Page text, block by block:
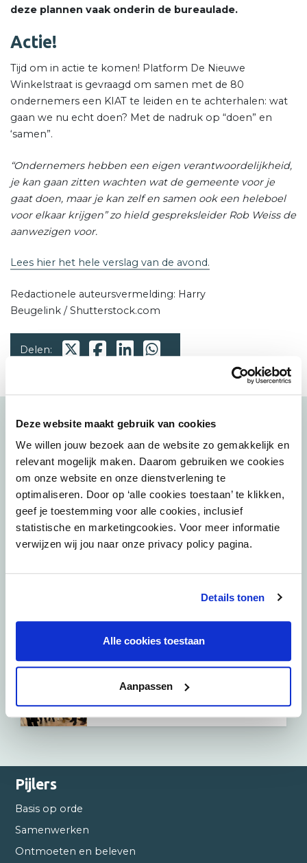
Deze website maakt gebruik van cookies
We willen jouw bezoek aan de website zo gemakkelijk en
relevant mogelijk maken. Daarom gebruiken we cookies
om onze website en onze dienstverlening te
optimaliseren. Door op ‘alle cookies toestaan’ te klikken,
geef je toestemming voor alle cookies, inclusief
statistische en marketingcookies. Voor meer informatie
verwijzen wij jou naar onze privacy policy pagina.
Details tonen
Alle cookies toestaan
Aanpassen
deze plannen vaak onderin de bureaulade.
Actie!
Tijd om in actie te komen! Platform De Nieuwe
Winkelstraat is gevraagd om samen met de 80
ondernemers een KIAT te leiden en te achterhalen: wat
gaan we nu echt doen? Met de nadruk op “doen” en
‘samen”.
“Ondernemers hebben een eigen verantwoordelijkheid,
je kan gaan zitten wachten wat de gemeente voor je
gaat doen, maar je kan zelf en samen ook een heleboel
voor elkaar krijgen” zo hield gespreksleider Rob Weiss de
aanwezigen voor.
Lees hier het hele verslag van de avond.
Redactionele auteursvermelding: Harry
Beugelink / Shutterstock.com
Delen:
Bekijk ook
Podcast: Stadspartners over de
binnenstad van Den Haag
23 juni 2026
Podcast: Stadspartners over de
Green Lease: nieuwe standaard voor
vastleggen verduurzamingsafspraken
Pijlers
Basis op orde
Samenwerken
Ontmoeten en beleven